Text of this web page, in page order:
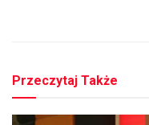
Przeczytaj Także